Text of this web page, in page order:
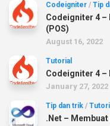
Codeigniter / Tip
Codeigniter 4 –
(POS)
August 16, 2022
Tutorial
Codeigniter 4 –
January 27, 2022
Tip dan trik /
.Net –